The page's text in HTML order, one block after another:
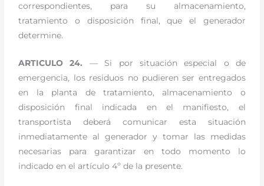
correspondientes, para su almacenamiento,
tratamiento o disposición final, que el generador
determine.
ARTICULO 24. — Si por situación especial o de
emergencia, los residuos no pudieren ser entregados
en la planta de tratamiento, almacenamiento o
disposición final indicada en el manifiesto, el
transportista deberá comunicar esta situación
inmediatamente al generador y tomar las medidas
necesarias para garantizar en todo momento lo
indicado en el artículo 4º de la presente.